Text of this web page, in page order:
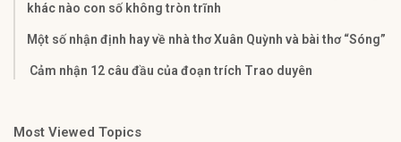
khác nào con số không tròn trĩnh
Một số nhận định hay về nhà thơ Xuân Quỳnh và bài thơ “Sóng”
Cảm nhận 12 câu đầu của đoạn trích Trao duyên
Most Viewed Topics